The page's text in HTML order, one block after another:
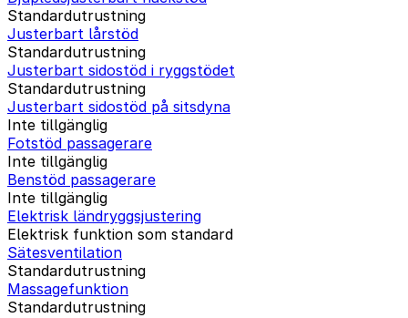
Standardutrustning
Justerbart lårstöd
Standardutrustning
Justerbart sidostöd i ryggstödet
Standardutrustning
Justerbart sidostöd på sitsdyna
Inte tillgänglig
Fotstöd passagerare
Inte tillgänglig
Benstöd passagerare
Inte tillgänglig
Elektrisk ländryggsjustering
Elektrisk funktion som standard
Sätesventilation
Standardutrustning
Massagefunktion
Standardutrustning